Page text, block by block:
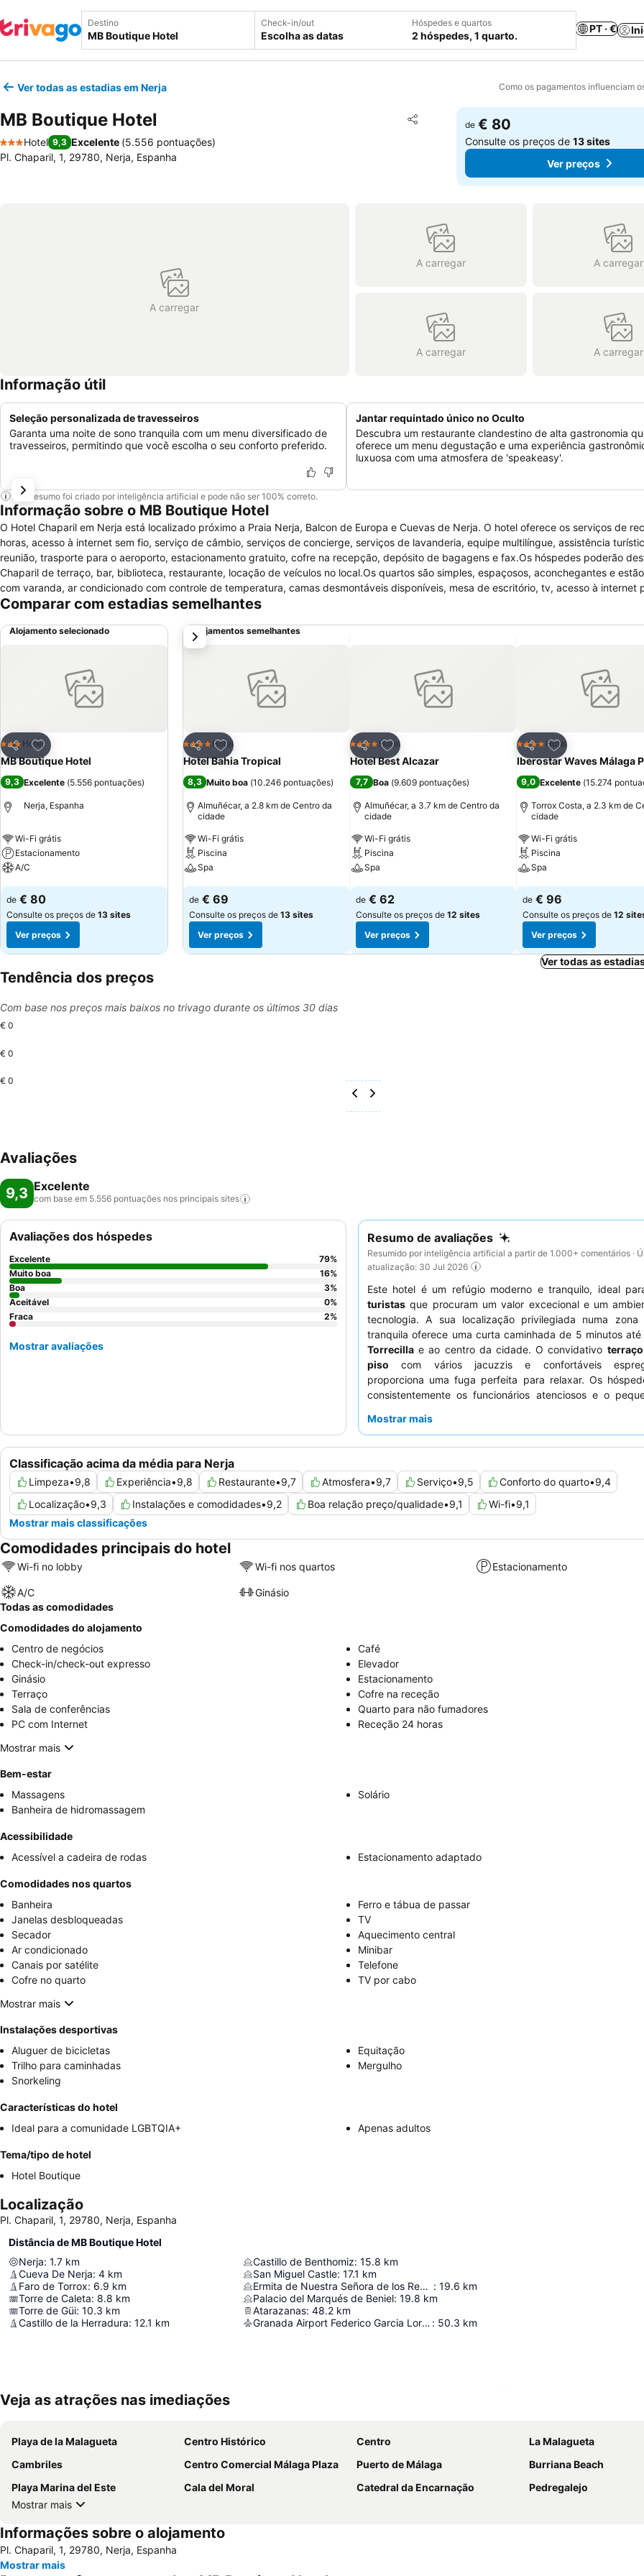
Destino Check-in/out
Escolha as datas
Hóspedes e quartos
2 hóspedes, 1 quarto.
PT · €
Ver todas as estadias em Nerja Como os pagamentos influenciam
MB Boutique Hotel Partilhar
Adicionar aos favoritos
3 Estrelas
Hotel 9,3 Excelente (5.556 pontuações)
Pl. Chaparil, 1, 29780, Nerja, Espanha
de € 80
Consulte os preços de13 sites
Ver preços
A carregar
A carregar A carregar
A carregar A carregar
Informação útil
Seleção personalizada de travesseiros
Garanta uma noite de sono tranquila com um menu diversificado de
travesseiros, permitindo que você escolha o seu conforto preferido.
Jantar requintado único no Oculto
Descubra um restaurante clandestino de alta gastronomia
oferece um menu degustação e uma experiência
luxuosa com uma atmosfera de 'speakeasy'.
Este resumo foi criado por inteligência artificial e pode não ser 100% correto.
Informação sobre o MB Boutique Hotel
O Hotel Chaparil em Nerja está localizado próximo a Praia Nerja, Balcon de Europa e Cuevas de Nerja. O hotel oferece os serviços de
horas, acesso à internet sem fio, serviço de câmbio, serviços de concierge, serviços de lavanderia, equipe multilíngue, assistência
reunião, trasporte para o aeroporto, estacionamento gratuito, cofre na recepção, depósito de bagagens e fax.Os hóspedes poderão
Chaparil de terraço, bar, biblioteca, restaurante, locação de veículos no local.Os quartos são simples, espaçosos, aconchegantes e
com varanda, ar condicionado com controle de temperatura, camas desmontáveis disponíveis, mesa de escritório, tv, acesso à internet
televisão, cofre no quarto, telefone, fax, secador de cabelo quando solicitado, quartos para não fumantes apenas e banheiro com
Comparar com estadias semelhantes
Alojamento selecionado
Partilhar
Adicionar aos favoritos
3 Estrelas
Hotel
MB Boutique Hotel
9,3 Excelente (5.556 pontuações)
Nerja, Espanha
Wi-Fi grátis
Estacionamento
A/C
Ver preços
de € 80
Consulte os preços de 13 sites
Ver preços
Alojamentos semelhantes
Partilhar
Adicionar aos favoritos
4 EstrelasHotel
Hotel Bahia Tropical
8,3 Muito boa (10.246 pontuações)
Almuñécar, a 2.8 km de Centro da
cidade
Wi-Fi grátis
Piscina
Spa
Ver preços
de € 69
Consulte os preços de 13 sites
Ver preços
Partilhar
Adicionar aos favoritos
4 EstrelasHotel
Hotel Best Alcazar
7,7 Boa (9.609 pontuações)
Almuñécar, a 3.7 km de Centro da
cidade
Wi-Fi grátis
Piscina
Spa
Ver preços
de € 62
Consulte os preços de 12 sites
Ver preços
Partilhar
Adicionar aos
4 EstrelasHotel
Iberostar Waves Málaga
9,0 Excelente (15.274
Torrox Costa, a 2.3 km de
cidade
Wi-Fi grátis
Piscina
Spa
Ver preços
de € 96
Consulte os preços de 12
Ver preços
próximo
Ver todas as
Tendência dos preços
Com base nos preços mais baixos no trivago durante os últimos 30 dias
€ 0
€ 0
€ 0
Avaliações
9,3 Excelente
com base em 5.556 pontuações nos principais sites
Resumo de avaliações
Resumido por inteligência artificial a partir de 1.000+ comentários ·
atualização: 30 Jul 2026
Este hotel é um refúgio moderno e tranquilo, ideal
turistas que procuram um valor excecional e um
tecnologia. A sua localização privilegiada numa zona
tranquila oferece uma curta caminhada de 5 minutos até
Torrecilla e ao centro da cidade. O convidativo
piso com vários jacuzzis e confortáveis
proporciona uma fuga perfeita para relaxar. Os
consistentemente os funcionários atenciosos e o
Para uma experiência verdadeiramente serena,
Mostrar mais
Classificação acima da média para Nerja
Limpeza•9,8 Experiência•9,8 Restaurante•9,7 Atmosfera•9,7 Serviço•9,5 Conforto do quarto•9,4
Localização•9,3 Instalações e comodidades•9,2 Boa relação preço/qualidade•9,1 Wi-fi•9,1
Mostrar mais classificações
Avaliações dos hóspedes
Excelente 79%
Muito boa
16%
Boa
3%
Aceitável
0%
Fraca
2%
Mostrar avaliações
Comodidades principais do hotel
Wi-fi no lobby Wi-fi nos quartos Estacionamento
A/C
Ginásio
Todas as comodidades
Comodidades do alojamento
Centro de negócios
Café
Check-in/check-out expresso
Elevador
Ginásio
Estacionamento
Terraço
Cofre na receção
Sala de conferências
Quarto para não fumadores
PC com Internet
Receção 24 horas
Mostrar mais
Bem-estar
Massagens
Solário
Banheira de hidromassagem
Acessibilidade
Acessível a cadeira de rodas
Estacionamento adaptado
Comodidades nos quartos
Banheira
Ferro e tábua de passar
Janelas desbloqueadas
TV
Secador
Aquecimento central
Ar condicionado
Minibar
Canais por satélite
Telefone
Cofre no quarto
TV por cabo
Mostrar mais
Instalações desportivas
Aluguer de bicicletas
Equitação
Trilho para caminhadas
Mergulho
Snorkeling
Características do hotel
Ideal para a comunidade LGBTQIA+
Apenas adultos
Tema/tipo de hotel
Hotel Boutique
Localização
Pl. Chaparil, 1, 29780, Nerja, Espanha
Distância de MB Boutique Hotel
Nerja: 1.7 km
Cueva De Nerja: 4 km
Faro de Torrox: 6.9 km
Torre de Caleta: 8.8 km
Torre de Güi: 10.3 km
Castillo de la Herradura: 12.1 km
Castillo de Benthomiz: 15.8 km
San Miguel Castle: 17.1 km
Ermita de Nuestra Señora de los Remedios : 19.6 km
Palacio del Marqués de Beniel: 19.8 km
Atarazanas: 48.2 km
Granada Airport Federico Garcia Lorca : 50.3 km
Veja as atrações nas imediações
Playa de la Malagueta Centro Histórico Centro
La Malagueta
Cambriles
Centro Comercial Málaga Plaza Puerto de Málaga
Burriana Beach
Playa Marina del Este
Cala del Moral Catedral da Encarnação
Pedregalejo
Mostrar mais
Informações sobre o alojamento
Pl. Chaparil, 1, 29780, Nerja, Espanha
Mostrar mais